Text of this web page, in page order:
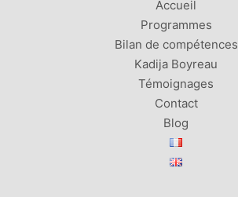
Accueil
Programmes
Bilan de compétences
Kadija Boyreau
Témoignages
Contact
Blog